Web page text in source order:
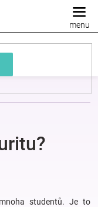
studentů. Je to